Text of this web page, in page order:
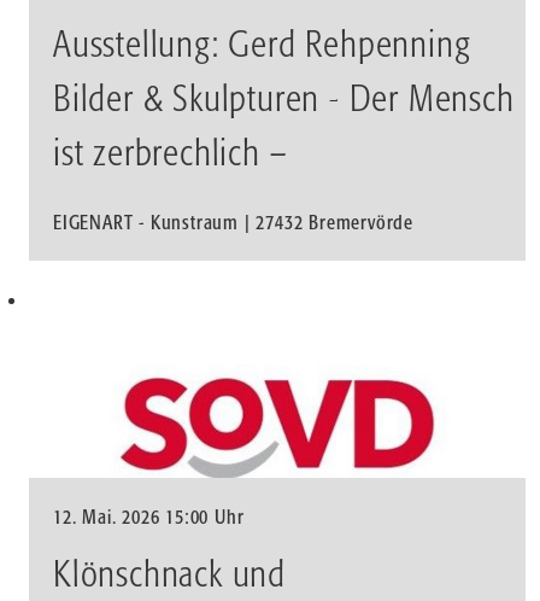
Ausstellung: Gerd Rehpenning
Bilder & Skulpturen - Der Mensch
ist zerbrechlich –
EIGENART - Kunstraum | 27432 Bremervörde
12. Mai. 2026 15:00 Uhr
Klönschnack und